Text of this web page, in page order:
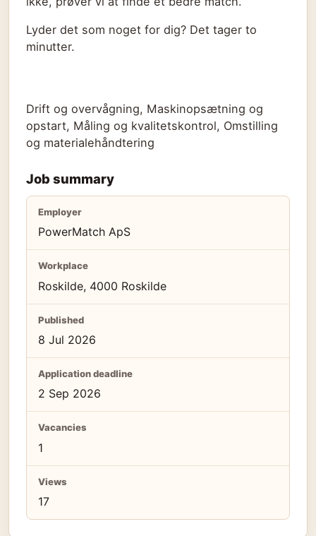
Lyder det som noget for dig? Det tager to
minutter.
Drift og overvågning, Maskinopsætning og
opstart, Måling og kvalitetskontrol, Omstilling
og materialehåndtering
Job summary
Employer
PowerMatch ApS
Workplace
Roskilde, 4000 Roskilde
Published
8 Jul 2026
Application deadline
2 Sep 2026
Vacancies
1
Views
17